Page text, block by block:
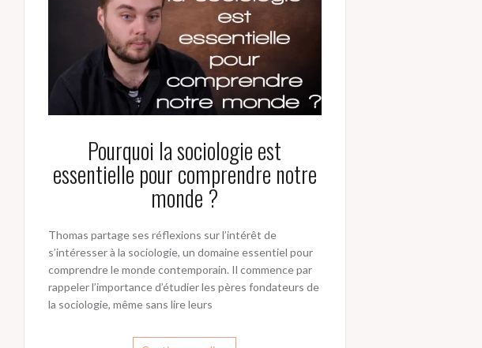
Pourquoi la sociologie est
essentielle pour comprendre notre
monde ?
Thomas partage ses réflexions sur l’intérêt de
s’intéresser à la sociologie, un domaine essentiel pour
comprendre le monde contemporain. Il commence par
rappeler l’importance d’étudier les pères fondateurs de
la sociologie, même sans lire leurs